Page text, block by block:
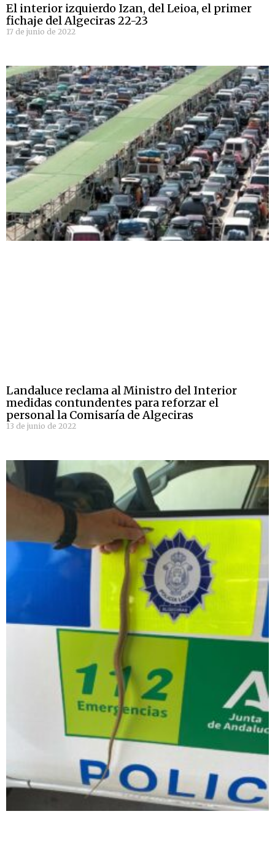
El interior izquierdo Izan, del Leioa, el primer
fichaje del Algeciras 22-23
17 de junio de 2022
Landaluce reclama al Ministro del Interior
medidas contundentes para reforzar el
personal la Comisaría de Algeciras
13 de junio de 2022